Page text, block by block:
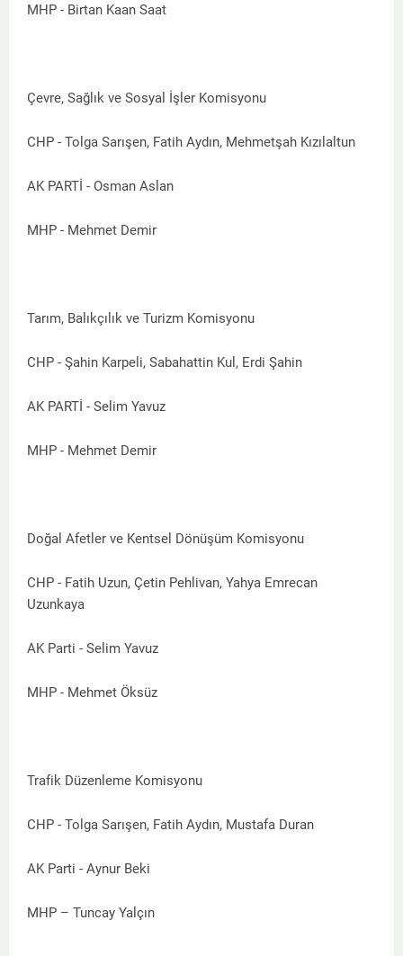
MHP - Birtan Kaan Saat
Çevre, Sağlık ve Sosyal İşler Komisyonu
CHP - Tolga Sarışen, Fatih Aydın, Mehmetşah Kızılaltun
AK PARTİ - Osman Aslan
MHP - Mehmet Demir
Tarım, Balıkçılık ve Turizm Komisyonu
CHP - Şahin Karpeli, Sabahattin Kul, Erdi Şahin
AK PARTİ - Selim Yavuz
MHP - Mehmet Demir
Doğal Afetler ve Kentsel Dönüşüm Komisyonu
CHP - Fatih Uzun, Çetin Pehlivan, Yahya Emrecan
Uzunkaya
AK Parti - Selim Yavuz
MHP - Mehmet Öksüz
Trafik Düzenleme Komisyonu
CHP - Tolga Sarışen, Fatih Aydın, Mustafa Duran
AK Parti - Aynur Beki
MHP – Tuncay Yalçın